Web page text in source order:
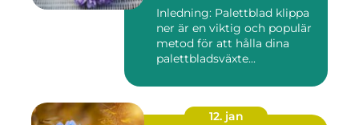
Inledning: Palettblad klippa
ner är en viktig och populär
metod för att hålla dina
palettbladsväxte...
12. jan